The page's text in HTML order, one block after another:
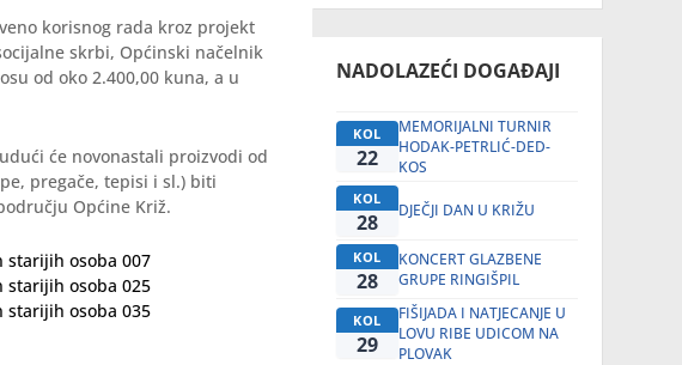
korisnog rada kroz projekt
skrbi, Općinski načelnik
od oko 2.400,00 kuna, a u
će novonastali proizvodi od
pregače, tepisi i sl.) biti
Općine Križ.
NADOLAZEĆI DOGAĐAJI
KOL
22
MEMORIJALNI TURNIR
HODAK-PETRLIĆ-DED-
KOS
KOL
28 DJEČJI DAN U KRIŽU
KOL
28
KONCERT GLAZBENE
GRUPE RINGIŠPIL
KOL
29
FIŠIJADA I NATJECANJE U
LOVU RIBE UDICOM NA
PLOVAK